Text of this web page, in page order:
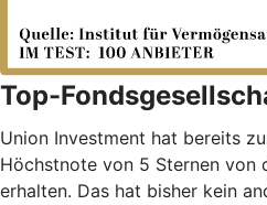
Top-
Union Investment hat bereits
Höchstnote von 5 Sternen von
erhalten. Das hat bisher kein